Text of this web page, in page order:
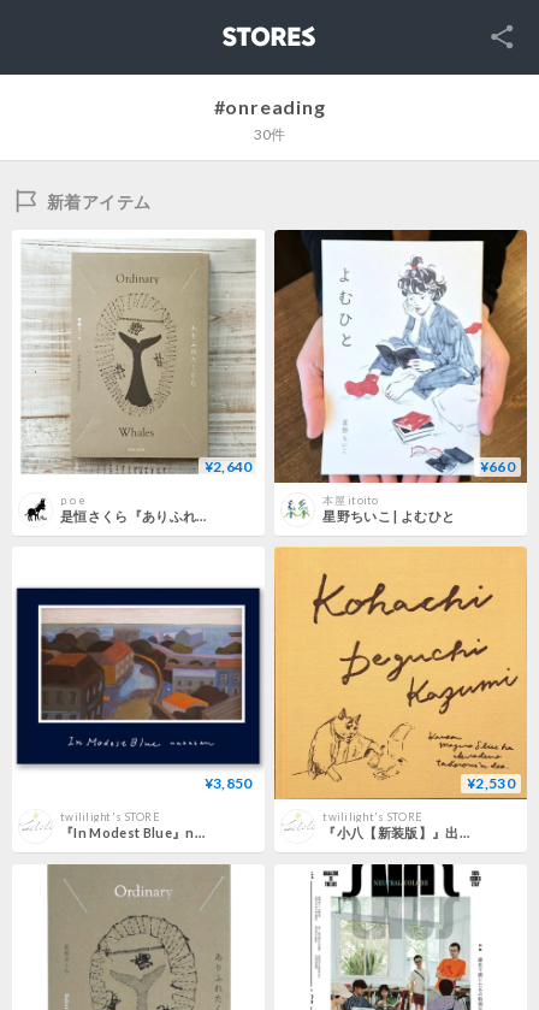
SNS
#onreading
30件
新着アイテム
¥2,640
p o e
是恒さくら『ありふれたくじら』
¥660
本屋 itoito
星野ちいこ | よむひと
¥3,850
twililight's STORE
『In Modest Blue』nakaban
¥2,530
twililight's STORE
『小八【新装版】』出口かずみ ＊限定袋付き